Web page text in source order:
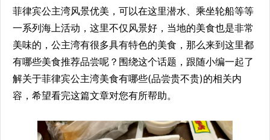
菲律宾公主湾风景优美，可以在这里潜水、乘坐轮船等等
一系列海上活动，这里不仅风景好，当地的美食也是非常
美味的，公主湾有很多具有特色的美食，那么来到这里都
有哪些美食推荐品尝呢？围绕这个话题，跟随小编一起了
解关于菲律宾公主湾美食有哪些(品尝贵不贵)的相关内
容，希望看完这篇文章对您有所帮助。